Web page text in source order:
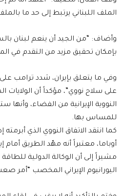
الملف اللبناني يرتبط إلى حد ما بالملف
وأضاف: “من الجيد أن ينعم لبنان
بإمكان تحقيق مزيد من التقدم في
وفي ما يتعلق بإيران، شدد ترامب
على سلاح نووي”، مؤكداً أن الولايات
النووية الإيرانية من الفضاء،
للمساس بها.
كما انتقد الاتفاق النووي الذي أبرمته
أوباما، معتبراً أنه مهّد الطريق أمام
مشيراً إلى أن الوكالة الدولية
اليورانيوم الإيراني المخصب “أمر